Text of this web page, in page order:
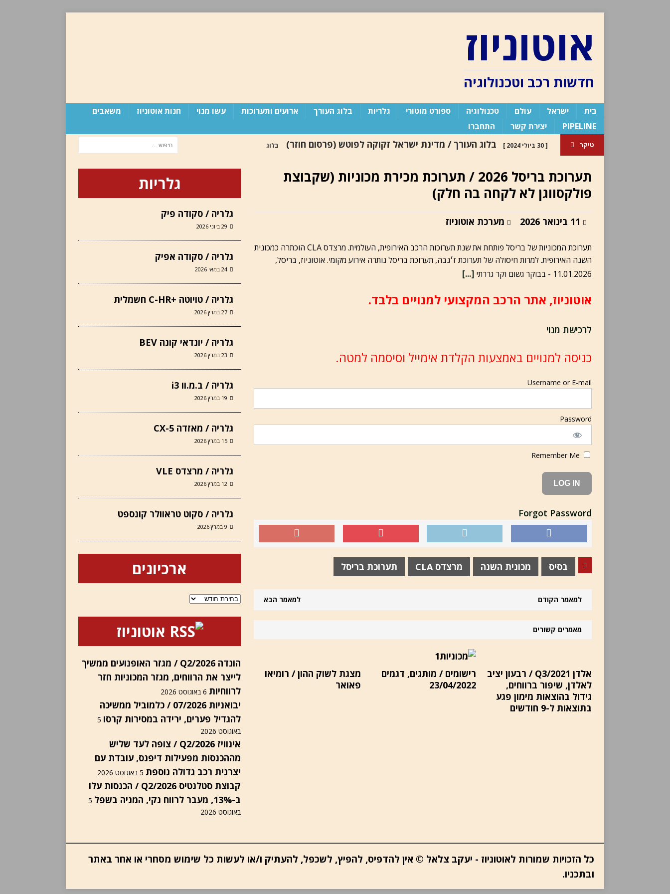
אוטוניוז
חדשות רכב וטכנולוגיה
בית ישראל עולם טכנולוגיה ספורט מוטורי גלריות בלוג העורך ארועים ותערוכות עשו מנוי חנות אוטוניוז
משאבים
PIPELINE
יצירת קשר התחברו
טיקר [ 30 ביולי 2024 ] בלוג העורך / מדינת ישראל זקוקה לפוטש (פרסום חוזר) בלוג
[ 6 באוגוסט 2026 ]
פורד / תשלב את Apple Maps באופן מובנה בפלטפורמת
תערוכת בריסל 2026 / תערוכת מכירת מכוניות (שקבוצת
פולקסווגן לא לקחה בה חלק)
11 בינואר 2026 מערכת אוטוניוז
תערוכת המכוניות של בריסל פותחת את שנת תערוכות הרכב האירופית, העולמית. מרצדס CLA הוכתרה כמכונית
השנה האירופית. למרות חיסולה של תערוכת ז׳נבה, תערוכת בריסל נותרה אירוע מקומי. אוטוניוז, בריסל,
11.01.2026 - בבוקר גשום וקר גררתי
[...]
אוטוניוז, אתר הרכב המקצועי למנויים בלבד.
לרכישת מנוי
כניסה למנויים באמצעות הקלדת אימייל וסיסמה למטה.
Username or E-mail
Password
Forgot Password
בסיס מכונית השנה מרצדס CLA תערוכת בריסל
למאמר הקודם למאמר הבא
מאמרים קשורים
אלדן Q3/2021 / רבעון יציב
לאלדן, שיפור ברווחים,
גידול בהוצאות מימון פגע
בתוצאות ל-9 חודשים
רישומים / מותגים, דגמים
23/04/2022
מצגת לשוק ההון / רומיאו
פאואר
גלריות
גלריה / סקודה פיק
29 ביוני 2026
גלריה / סקודה אפיק
24 במאי 2026
גלריה / טויוטה +C-HR חשמלית
27 במרץ 2026
גלריה / יונדאי קונה BEV
23 במרץ 2026
גלריה / ב.מ.וו i3
19 במרץ 2026
גלריה / מאזדה CX-5
15 במרץ 2026
גלריה / מרצדס VLE
12 במרץ 2026
גלריה / סקוט טראוולר קונספט
9 במרץ 2026
ארכיונים
ארכיונים
אוטוניוז
הונדה Q2/2026 / מגזר האופנועים ממשיך
לייצר את הרווחים, מגזר המכוניות חזר
לרווחיות 6 באוגוסט 2026
יבואניות 07/2026 / כלמוביל ממשיכה
להגדיל פערים, ירידה במסירות קרסו 5
באוגוסט 2026
אינוויז Q2/2026 / צופה לעד שליש
מההכנסות מפעילות דיפנס, עובדת עם
יצרנית רכב גדולה נוספת 5 באוגוסט 2026
קבוצת סטלנטיס Q2/2026 / הכנסות עלו
ב-13%, מעבר לרווח נקי, המניה בשפל
5
באוגוסט 2026
כל הזכויות שמורות לאוטוניוז - יעקב צלאל © אין להדפיס, להפיץ, לשכפל, להעתיק ו/או לעשות כל שימוש מסחרי או אחר באתר
ובתכניו.